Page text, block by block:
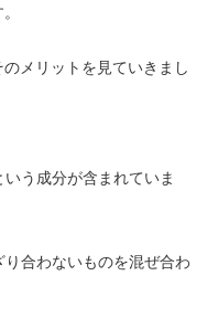
メリットを見ていきまし
う成分が含まれていま
合わないものを混ぜ合わ